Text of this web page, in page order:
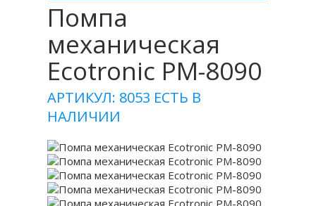
Помпа
механическая
Ecotronic PM-8090
АРТИКУЛ: 8053 ЕСТЬ В
НАЛИЧИИ